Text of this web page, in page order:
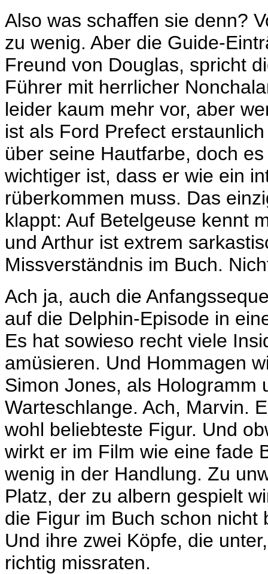
Also was schaffen sie denn?
zu wenig. Aber die Guide-
Freund von Douglas, spricht
Führer mit herrlicher
leider kaum mehr vor, aber
ist als Ford Prefect
über seine Hautfarbe, doch
wichtiger ist, dass er wie ein
rüberkommen muss. Das
klappt: Auf Betelgeuse kennt
und Arthur ist extrem
Missverständnis im Buch.
Ach ja, auch die
auf die Delphin-Episode in
Es hat sowieso recht viele
amüsieren. Und Hommagen
Simon Jones, als Hologramm
Warteschlange. Ach, Marvin.
wohl beliebteste Figur. Und
wirkt er im Film wie eine fade
wenig in der Handlung. Zu
Platz, der zu albern gespielt
die Figur im Buch schon nicht
Und ihre zwei Köpfe, die
richtig missraten.